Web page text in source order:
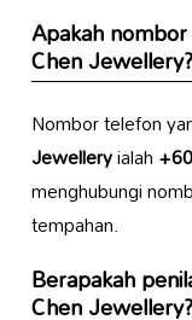
Apakah
Chen Jewellery?
Nombor telefon
Jewelleryialah
menghubungi
tempahan.
Berapakah
Chen Jewellery?